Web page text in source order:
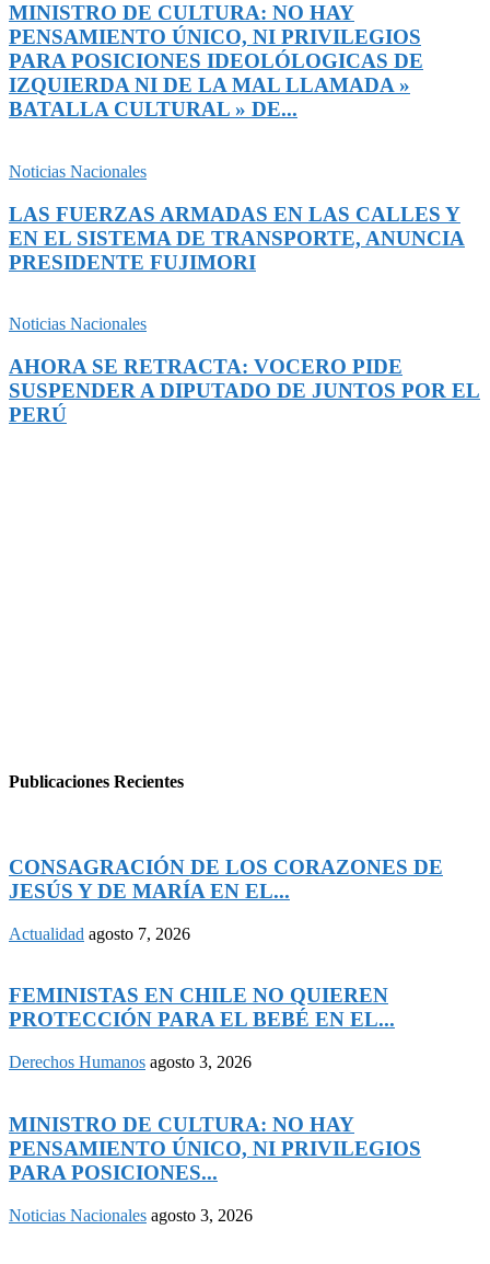
MINISTRO DE CULTURA: NO HAY
PENSAMIENTO ÚNICO, NI PRIVILEGIOS
PARA POSICIONES IDEOLÓLOGICAS DE
IZQUIERDA NI DE LA MAL LLAMADA »
BATALLA CULTURAL » DE...
Noticias Nacionales
LAS FUERZAS ARMADAS EN LAS CALLES Y
EN EL SISTEMA DE TRANSPORTE, ANUNCIA
PRESIDENTE FUJIMORI
Noticias Nacionales
AHORA SE RETRACTA: VOCERO PIDE
SUSPENDER A DIPUTADO DE JUNTOS POR EL
PERÚ
Publicaciones Recientes
CONSAGRACIÓN DE LOS CORAZONES DE
JESÚS Y DE MARÍA EN EL...
Actualidad agosto 7, 2026
FEMINISTAS EN CHILE NO QUIEREN
PROTECCIÓN PARA EL BEBÉ EN EL...
Derechos Humanos agosto 3, 2026
MINISTRO DE CULTURA: NO HAY
PENSAMIENTO ÚNICO, NI PRIVILEGIOS
PARA POSICIONES...
Noticias Nacionales agosto 3, 2026